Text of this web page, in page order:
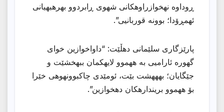
ڕوداوه نهخوازراوهكانی شهوی ڕابردوو بهرهبهیانی
ئهمڕۆدا؛ بوونه قوربانیی”.
پارێزگاری سلێمانی دهڵێت: “داواخوازین خوای
گهوره ئارامیی به ههموو لایهكمان ببهخشێت و
جێگایان؛ بهههشت بێت، ئومێدی چاكبوونهوهی خێرا
بۆ ههموو بریندارهكان دهخوازین”.